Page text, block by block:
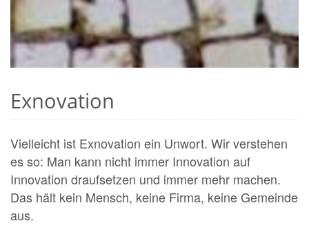
Exnovation
Vielleicht ist Exnovation ein Unwort. Wir verstehen
es so: Man kann nicht immer Innovation auf
Innovation draufsetzen und immer mehr machen.
Das hält kein Mensch, keine Firma, keine Gemeinde
aus.